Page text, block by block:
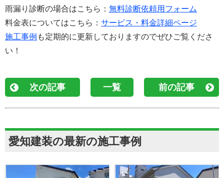
雨漏り診断の場合はこちら： 無料診断依頼用フォーム
料金表についてはこちら： サービス・料金詳細ページ
施工事例 も定期的に更新しておりますのでぜひご覧くださ
い！
次の記事 一覧 前の記事
愛知建装の最新の施工事例